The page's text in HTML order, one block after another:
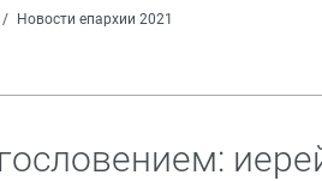
/ Новости епархии 2021